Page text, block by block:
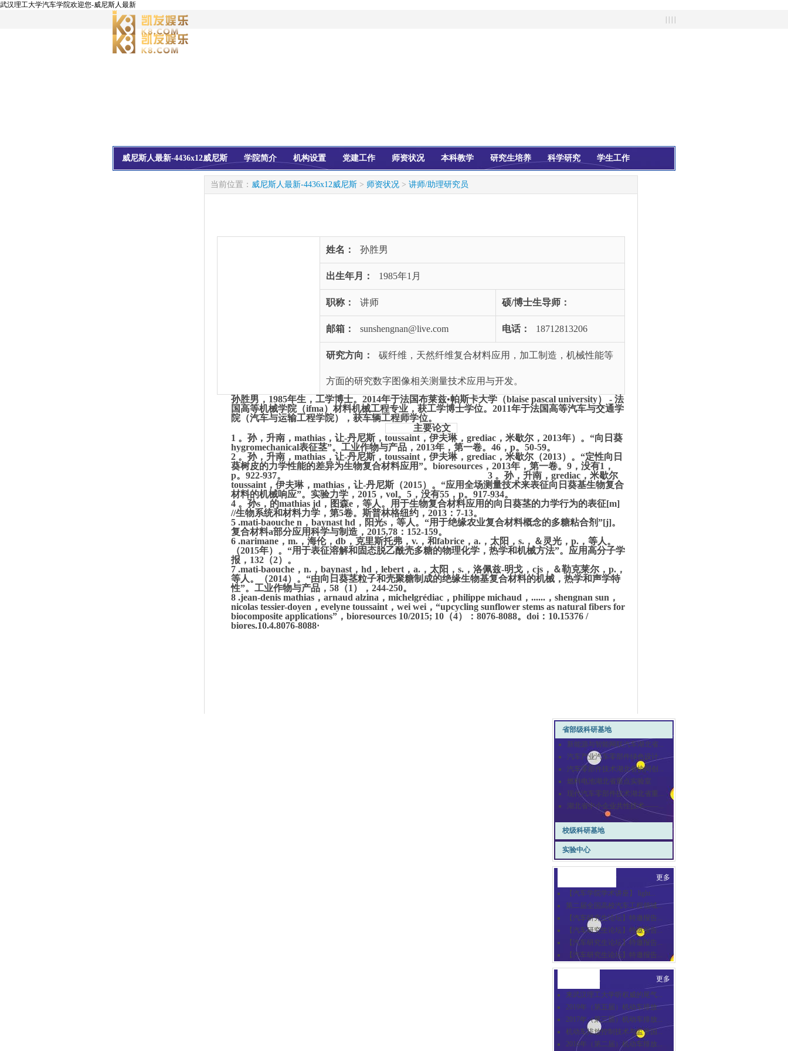
武汉理工大学汽车学院欢迎您-威尼斯人最新
威尼斯人最新-4436x12威尼斯 学院简介 机构设置 党建工作 师资状况 本科教学 研究生培养 科学研究 学生工作
当前位置： 威尼斯人最新-4436x12威尼斯 > 师资状况 > 讲师/助理研究员
姓名： 孙胜男
出生年月： 1985年1月
职称： 讲师 硕/博士生导师：
邮箱： sunshengnan@live.com 电话： 18712813206
研究方向： 碳纤维，天然纤维复合材料应用，加工制造，机械性能等
方面的研究数字图像相关测量技术应用与开发。
孙胜男，1985年生，工学博士。2014年于法国布莱兹•帕斯卡大学（blaise pascal university） - 法
国高等机械学院（ifma）材料机械工程专业，获工学博士学位。2011年于法国高等汽车与交通学
院（汽车与运输工程学院），获车辆工程师学位。
主要论文
1 。孙，升南，mathias，让-丹尼斯，toussaint，伊夫琳，grediac，米歇尔，2013年）。“向日葵
hygromechanical表征茎”。 工业作物与产品，2013年，第一卷。 46，p。 50-59。
2 。孙，升南，mathias，让-丹尼斯，toussaint，伊夫琳，grediac，米歇尔（2013）。“定性向日
葵树皮的力学性能的差异为生物复合材料应用”。 bioresources，2013年，第一卷。 9，没有1，
p。 922-937。 3 。孙，升南，grediac，米歇尔
toussaint，伊夫琳，mathias，让-丹尼斯（2015）。 “应用全场测量技术来表征向日葵基生物复合
材料的机械响应”。 实验力学，2015，vol。 5，没有55，p。 917-934。
4 。孙s，的mathias jd，图森e，等人。
用于生物复合材料应用的向日葵茎的力学行为的表征[m]
//生物系统和材料力学，第5卷。斯普林格纽约，2013：7-13。
5 .mati-baouche n，baynast hd，阳光s，等人。 “用于绝缘农业复合材料概念的多糖粘合剂”[j]。
复合材料a部分应用科学与制造，2015,78：152-159。
6 .narimane，m.，海伦，db，克里斯托弗，v.，和fabrice，a.，太阳，s.，＆灵光，p.，等人。
（2015年）。 “用于表征溶解和固态脱乙酰壳多糖的物理化学，热学和机械方法”。 应用高分子学
报，132（2）。
7 .mati-baouche，n.，baynast，hd，lebert，a.，太阳，s.，洛佩兹-明戈，cjs，＆勒克莱尔，p.，
等人。
（2014）。 “由向日葵茎粒子和壳聚糖制成的绝缘生物基复合材料的机械，热学和声学特
性”。 工业作物与产品，58（1），244-250。
8 .jean-denis mathias，arnaud alzina，michelgrédiac，philippe michaud，......，shengnan sun，
nicolas tessier-doyen，evelyne toussaint，wei wei，“upcycling sunflower stems as natural fibers for
biocomposite applications”，bioresources 10/2015; 10（4）：8076-8088。 doi：10.15376 /
biores.10.4.8076-8088·
省部级科研基地
新能源与智能网联汽车湖北省...
汽车产业汽车零部件绿色设计...
汽车零部件技术湖北省协同创...
燃料电池湖北省重点实验室
现代汽车零部件技术湖北省重...
湖北省中小企业共性技术——...
校级科研基地
实验中心
更多
【汽车学院学术讲座】 light...
第二届全国高校汽车工程领域...
【汽车研究生论坛】特邀报告...
【汽车研究生论坛】特邀报告...
【汽车研究生论坛】特邀报告...
【汽车研究生论坛】特邀报告...
更多
来武汉理工大学听权威的尾气...
2019年（第五届）机动车排放...
2017年（第三届）机动车排放...
机动车排放控制技术与监管国...
2016年（第二届）机动车排放...